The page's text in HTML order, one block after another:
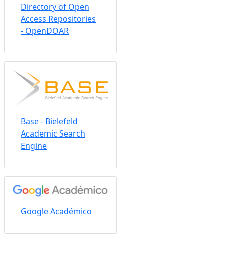
Directory of Open
Access Repositories
- OpenDOAR
Base - Bielefeld
Academic Search
Engine
Google Académico